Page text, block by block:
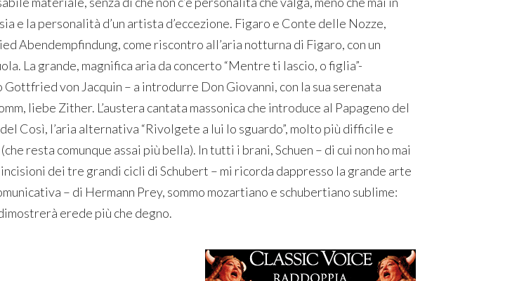
e la personalità d’un artista d’eccezione. Figaro e Conte delle Nozze,
Abendempfindung, come riscontro all’aria notturna di Figaro, con un
La grande, magnifica aria da concerto “Mentre ti lascio, o figlia”-
Gottfried von Jacquin – a introdurre Don Giovanni, con la sua serenata
liebe Zither. L’austera cantata massonica che introduce al Papageno del
Così, l’aria alternativa “Rivolgete a lui lo sguardo”, molto più difficile e
resta comunque assai più bella). In tutti i brani, Schuen – di cui non ho mai
dei tre grandi cicli di Schubert – mi ricorda dappresso la grande arte
– di Hermann Prey, sommo mozartiano e schubertiano sublime:
erede più che degno.